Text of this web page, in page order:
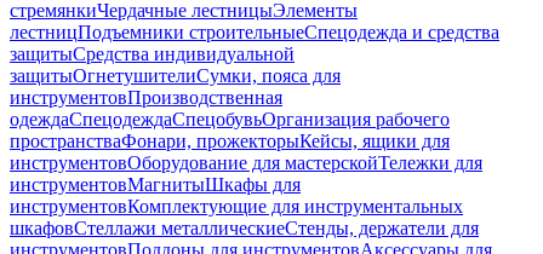
стремянкиЧердачные лестницыЭлементы
лестницПодъемники строительныеСпецодежда и средства
защитыСредства индивидуальной
защитыОгнетушителиСумки, пояса для
инструментовПроизводственная
одеждаСпецодеждаСпецобувьОрганизация рабочего
пространстваФонари, прожекторыКейсы, ящики для
инструментовОборудование для мастерскойТележки для
инструментовМагнитыШкафы для
инструментовКомплектующие для инструментальных
шкафовСтеллажи металлическиеСтенды, держатели для
инструментовПоддоны для инструментовАксессуары для